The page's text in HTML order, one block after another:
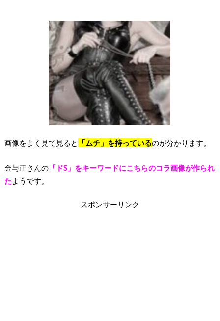
画像をよく見て見ると 「ムチ」を持っているのが分かります。
金与正さんの「ドS」をキーワードにこちらのコラ画像が作られ
たようです。
スポンサーリンク